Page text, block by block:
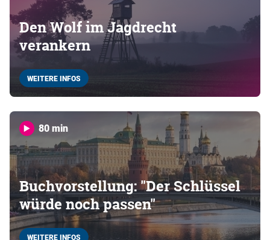
Den Wolf im Jagdrecht
verankern
WEITERE INFOS
80 min
Buchvorstellung: "Der Schlüssel
würde noch passen"
WEITERE INFOS